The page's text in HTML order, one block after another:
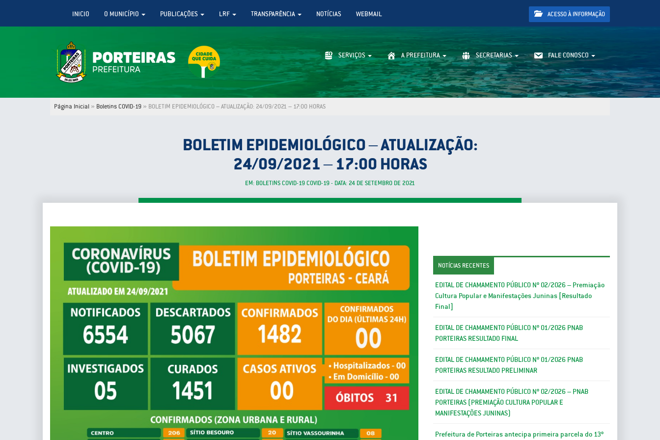
INICIO O MUNICÍPIO PUBLICAÇÕES LRF TRANSPARÊNCIA NOTÍCIAS WEBMAIL ACESSO À INFORMAÇÃO
SERVIÇOS A PREFEITURA SECRETARIAS FALE CONOSCO
Página Inicial » Boletins COVID-19 » BOLETIM EPIDEMIOLÓGICO – ATUALIZAÇÃO: 24/09/2021 – 17:00 HORAS
BOLETIM EPIDEMIOLÓGICO – ATUALIZAÇÃO:
24/09/2021 – 17:00 HORAS
EM: BOLETINS COVID-19 COVID-19 - DATA: 24 DE SETEMBRO DE 2021
NOTÍCIAS RECENTES
EDITAL DE CHAMAMENTO PÚBLICO Nº 02/2026 – Premiação
Cultura Popular e Manifestações Juninas [Resultado
Final]
EDITAL DE CHAMAMENTO PÚBLICO Nº 01/2026 PNAB
PORTEIRAS RESULTADO FINAL
EDITAL DE CHAMAMENTO PÚBLICO Nº 01/2026 PNAB
PORTEIRAS RESULTADO PRELIMINAR
EDITAL DE CHAMAMENTO PÚBLICO Nº 02/2026 – PNAB
PORTEIRAS (PREMIAÇÃO CULTURA POPULAR E
MANIFESTAÇÕES JUNINAS)
Prefeitura de Porteiras antecipa primeira parcela do 13º